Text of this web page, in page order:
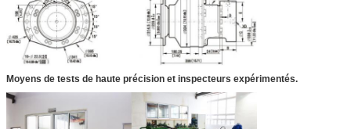
Moyens de tests de haute précision et inspecteurs expérimentés.